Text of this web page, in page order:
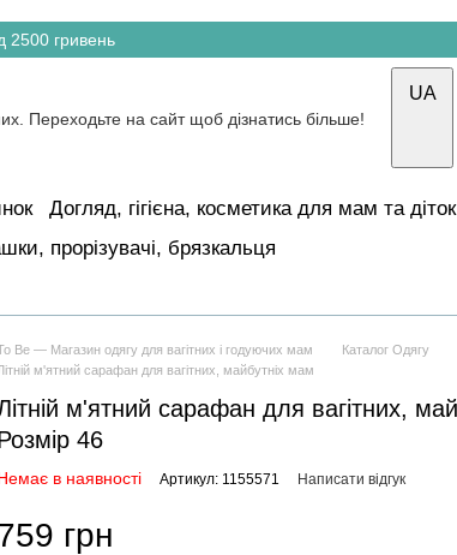
2500 гривень
UA
Догляд, гігієна, косметика для мам та діток
прорізувачі, брязкальця
Be — Магазин одягу для вагітних і годуючих мам Каталог Одягу
м'ятний сарафан для вагітних, майбутніх мам
м'ятний сарафан для вагітних,
46
в наявності Артикул: 1155571 Написати відгук
грн